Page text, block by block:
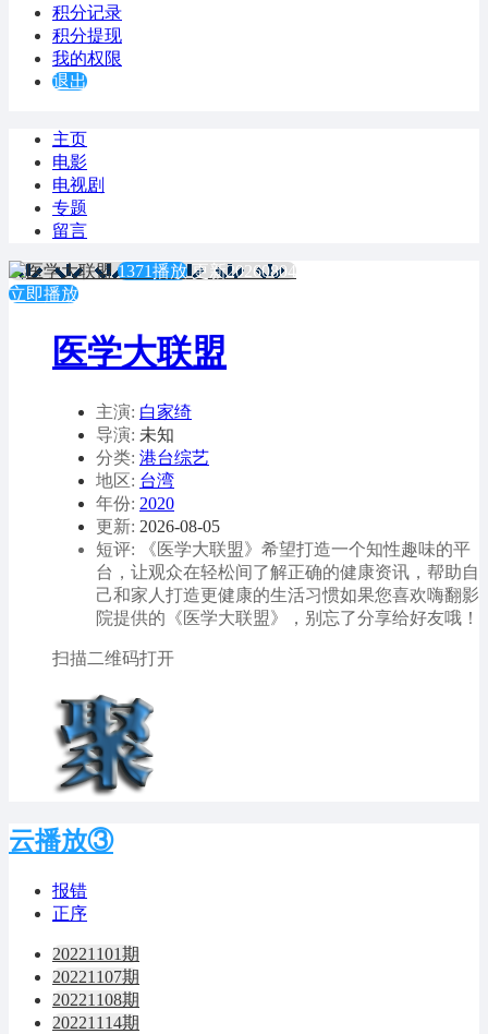
积分记录
积分提现
我的权限
退出
主页
电影
电视剧
专题
留言
1371播放 更新20260804
立即播放
医学大联盟
主演: 白家绮
导演: 未知
分类: 港台综艺
地区: 台湾
年份: 2020
更新: 2026-08-05
短评: 《医学大联盟》希望打造一个知性趣味的平
台，让观众在轻松间了解正确的健康资讯，帮助自
己和家人打造更健康的生活习惯如果您喜欢嗨翻影
院提供的《医学大联盟》，别忘了分享给好友哦！
扫描二维码打开
云播放③
报错
正序
20221101期
20221107期
20221108期
20221114期